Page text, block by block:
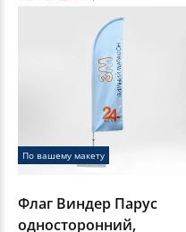
По вашему макету
Флаг Виндер Парус
односторонний,